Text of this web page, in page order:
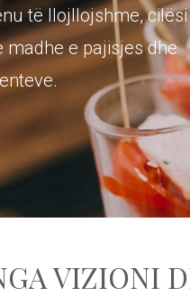
të llojllojshme, cilësi
madhe e pajisjes dhe
VIZIONI